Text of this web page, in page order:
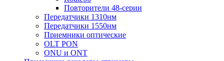
Повторители 48-серии
Передатчики 1310нм
Передатчики 1550нм
Приемники оптические
OLT PON
ONU и ONT